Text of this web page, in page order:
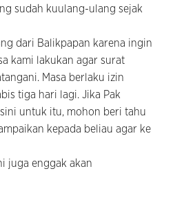
sudah kuulang-ulang sejak
dari Balikpapan karena ingin
kami lakukan agar surat
Masa berlaku izin
tiga hari lagi. Jika Pak
untuk itu, mohon beri tahu
kepada beliau agar ke
juga enggak akan